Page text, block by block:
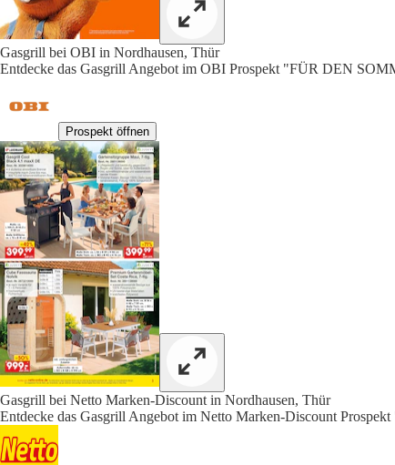
Gasgrill bei OBI in Nordhausen, Thür
Entdecke das Gasgrill Angebot im OBI Prospekt "FÜR DEN
Prospekt öffnen
Gasgrill bei Netto Marken-Discount in Nordhausen, Thür
Entdecke das Gasgrill Angebot im Netto Marken-Discount